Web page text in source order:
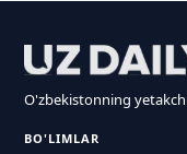
O'zbekistonning
BO'LIMLAR